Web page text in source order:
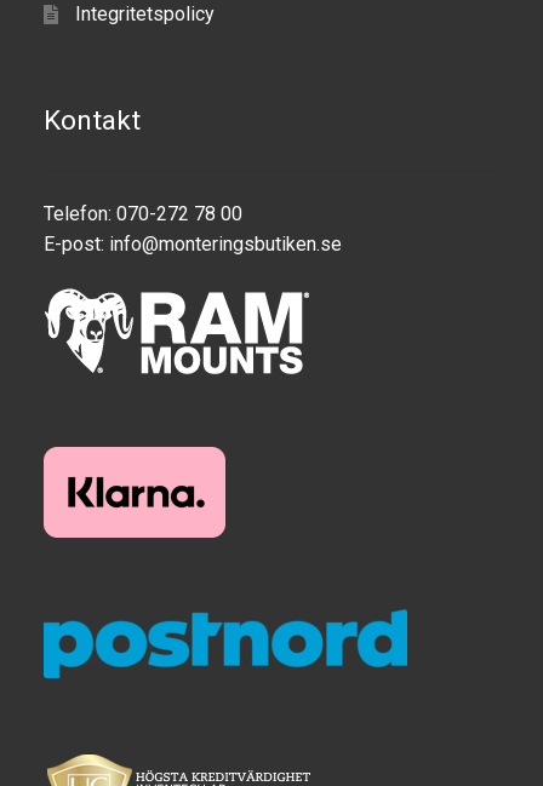
Lift Truck
Produkter efter varumärken
Om oss
Integritetspolicy
Kontakt
Telefon: 070-272 78 00
E-post: info@monteringsbutiken.se